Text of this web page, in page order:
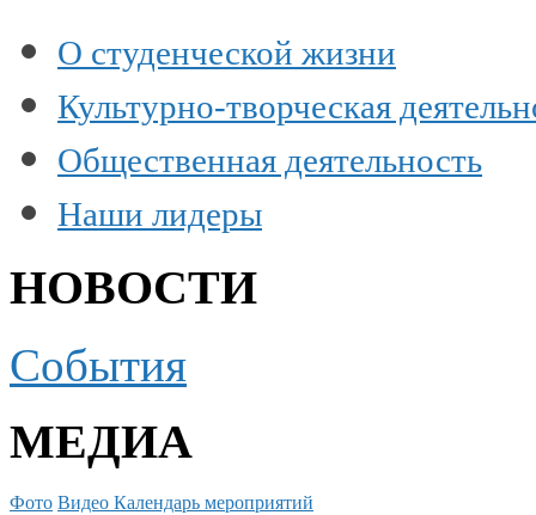
О студенческой жизни
Культурно-творческая
Общественная деятельность
Наши лидеры
НОВОСТИ
События
МЕДИА
Фото Видео Календарь мероприятий